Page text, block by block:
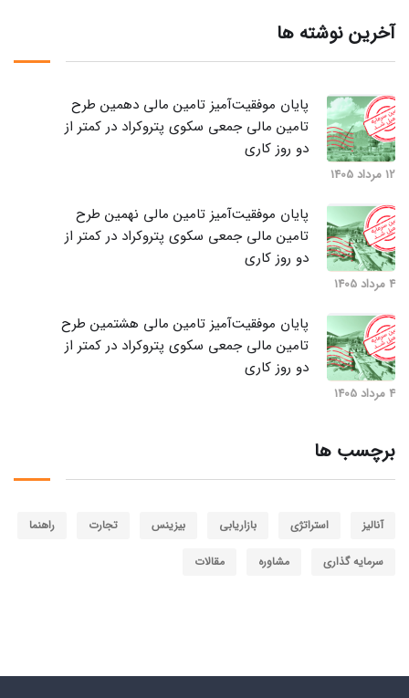
آخرین نوشته ها
پایان موفقیت‌آمیز تامین مالی دهمین طرح
تامین مالی جمعی سکوی پتروکراد در کمتر از
دو روز کاری
12 مرداد 1405
پایان موفقیت‌آمیز تامین مالی نهمین طرح
تامین مالی جمعی سکوی پتروکراد در کمتر از
دو روز کاری
4 مرداد 1405
پایان موفقیت‌آمیز تامین مالی هشتمین طرح
تامین مالی جمعی سکوی پتروکراد در کمتر از
دو روز کاری
4 مرداد 1405
برچسب ها
آنالیز استراتژی بازاریابی بیزینس تجارت راهنما
سرمایه گذاری مشاوره مقالات